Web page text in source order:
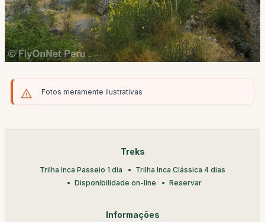
Fotos meramente ilustrativas
Treks
Trilha Inca Passeio 1 dia
Trilha Inca Clássica 4 dias
Disponibilidade on-line
Reservar
Informações